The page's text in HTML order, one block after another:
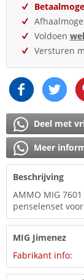
Voldoen wel
Versturen
Deel met
Meer
Beschrijving
AMMO MIG
penselenset
MIG Jimenez
Fabrikant info: